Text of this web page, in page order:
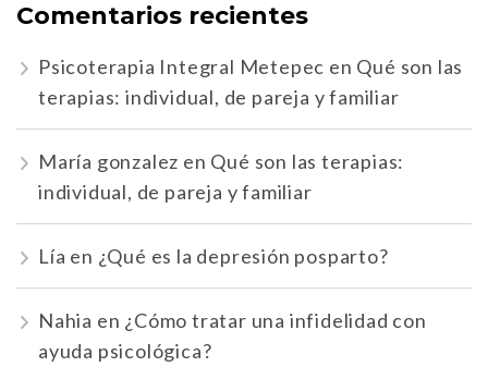
Comentarios recientes
Psicoterapia Integral Metepec en Qué son las
terapias: individual, de pareja y familiar
María gonzalez en Qué son las terapias:
individual, de pareja y familiar
Lía en ¿Qué es la depresión posparto?
Nahia en ¿Cómo tratar una infidelidad con
ayuda psicológica?